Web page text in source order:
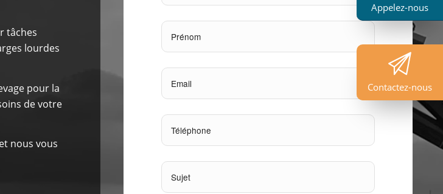
Appelez-nous
Contactez-nous
tâches
lourdes
pour la
de votre
nous vous